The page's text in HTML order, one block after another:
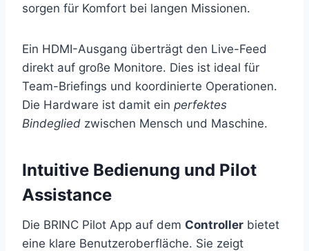
sorgen für Komfort bei langen Missionen.
Ein HDMI-Ausgang überträgt den Live-Feed
direkt auf große Monitore. Dies ist ideal für
Team-Briefings und koordinierte Operationen.
Die Hardware ist damit ein perfektes
Bindeglied zwischen Mensch und Maschine.
Intuitive Bedienung und Pilot
Assistance
Die BRINC Pilot App auf dem Controller bietet
eine klare Benutzeroberfläche. Sie zeigt